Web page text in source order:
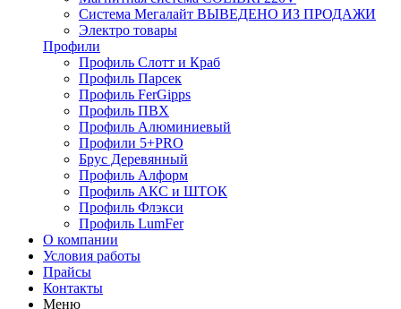
Система Мегалайт ВЫВЕДЕНО ИЗ ПРОДАЖИ
Электро товары
Профили
Профиль Слотт и Краб
Профиль Парсек
Профиль FerGipps
Профиль ПВХ
Профиль Алюминиевый
Профили 5+PRO
Брус Деревянный
Профиль Алформ
Профиль АКС и ШТОК
Профиль Флэкси
Профиль LumFer
О компании
Условия работы
Прайсы
Контакты
Меню